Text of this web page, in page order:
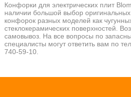
Конфорки для электрических плит
наличии большой выбор
конфорок разных моделей как
стеклокерамических поверхностей.
самовывоз. На все вопросы по
специалисты могут ответить вам по
740-59-10.